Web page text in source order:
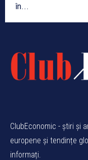
în...
ClubEconomic - știri și
europene și tendințe
informați.